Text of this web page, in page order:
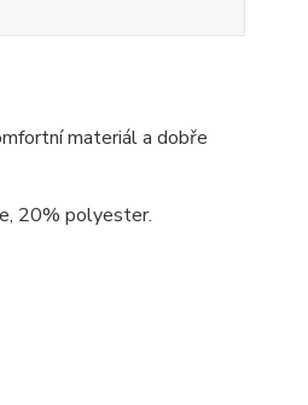
materiál a dobře
20% polyester.